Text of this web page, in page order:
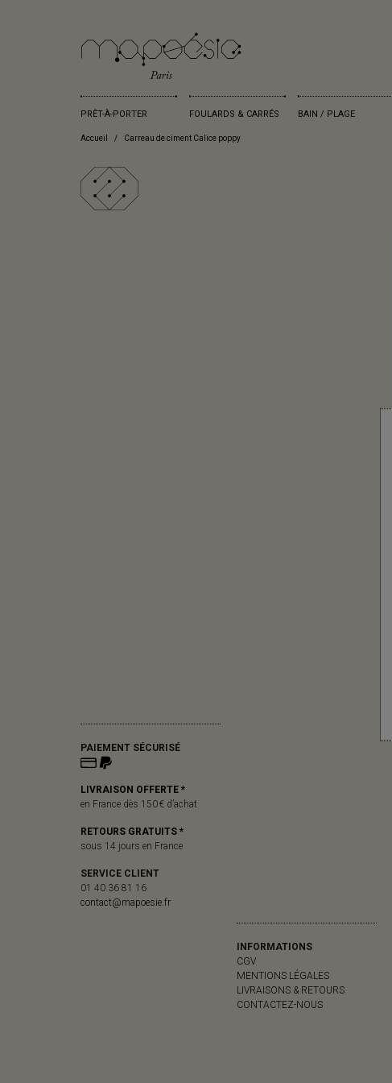
PRÊT-À-PORTER FOULARDS & CARRÉS BAIN / PLAGE
Accueil Carreau de ciment Calice poppy
PAIEMENT SÉCURISÉ
LIVRAISON OFFERTE *
en France dès 150 € d’achat
RETOURS GRATUITS *
sous 14 jours en France
SERVICE CLIENT
01 40 36 81 16
contact@mapoesie.fr
INFORMATIONS
CGV
MENTIONS LÉGALES
LIVRAISONS & RETOURS
CONTACTEZ-NOUS